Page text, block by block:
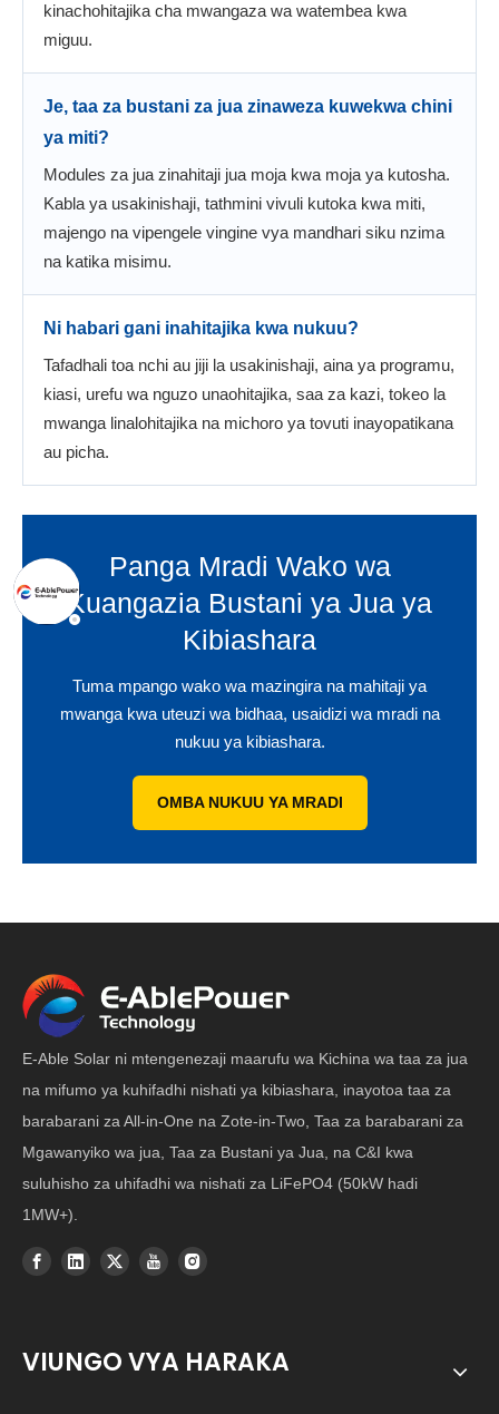
kinachohitajika cha mwangaza wa watembea kwa
miguu.
Je, taa za bustani za jua zinaweza kuwekwa chini
ya miti?
Modules za jua zinahitaji jua moja kwa moja ya kutosha.
Kabla ya usakinishaji, tathmini vivuli kutoka kwa miti,
majengo na vipengele vingine vya mandhari siku nzima
na katika misimu.
Ni habari gani inahitajika kwa nukuu?
Tafadhali toa nchi au jiji la usakinishaji, aina ya programu,
kiasi, urefu wa nguzo unaohitajika, saa za kazi, tokeo la
mwanga linalohitajika na michoro ya tovuti inayopatikana
au picha.
Panga Mradi Wako wa
Kuangazia Bustani ya Jua ya
Kibiashara
Tuma mpango wako wa mazingira na mahitaji ya
mwanga kwa uteuzi wa bidhaa, usaidizi wa mradi na
nukuu ya kibiashara.
OMBA NUKUU YA MRADI
E-Able Solar ni mtengenezaji maarufu wa Kichina wa taa za jua
na mifumo ya kuhifadhi nishati ya kibiashara, inayotoa taa za
barabarani za All-in-One na Zote-in-Two, Taa za barabarani za
Mgawanyiko wa jua, Taa za Bustani ya Jua, na C&I kwa
suluhisho za uhifadhi wa nishati za LiFePO4 (50kW hadi
1MW+).
VIUNGO VYA HARAKA